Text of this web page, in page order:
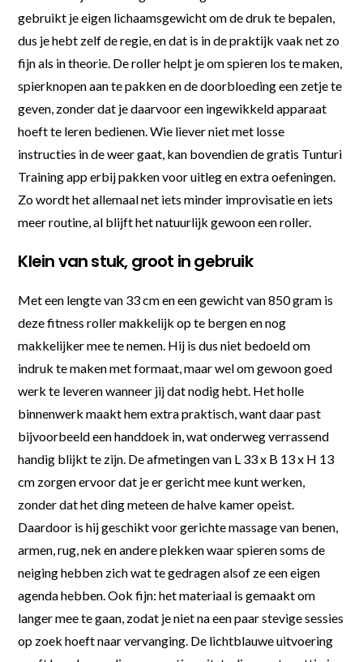
gebruikt je eigen lichaamsgewicht om de druk te bepalen,
dus je hebt zelf de regie, en dat is in de praktijk vaak net zo
fijn als in theorie. De roller helpt je om spieren los te maken,
spierknopen aan te pakken en de doorbloeding een zetje te
geven, zonder dat je daarvoor een ingewikkeld apparaat
hoeft te leren bedienen. Wie liever niet met losse
instructies in de weer gaat, kan bovendien de gratis Tunturi
Training app erbij pakken voor uitleg en extra oefeningen.
Zo wordt het allemaal net iets minder improvisatie en iets
meer routine, al blijft het natuurlijk gewoon een roller.
Klein van stuk, groot in gebruik
Met een lengte van 33 cm en een gewicht van 850 gram is
deze fitness roller makkelijk op te bergen en nog
makkelijker mee te nemen. Hij is dus niet bedoeld om
indruk te maken met formaat, maar wel om gewoon goed
werk te leveren wanneer jij dat nodig hebt. Het holle
binnenwerk maakt hem extra praktisch, want daar past
bijvoorbeeld een handdoek in, wat onderweg verrassend
handig blijkt te zijn. De afmetingen van L 33 x B 13 x H 13
cm zorgen ervoor dat je er gericht mee kunt werken,
zonder dat het ding meteen de halve kamer opeist.
Daardoor is hij geschikt voor gerichte massage van benen,
armen, rug, nek en andere plekken waar spieren soms de
neiging hebben zich wat te gedragen alsof ze een eigen
agenda hebben. Ook fijn: het materiaal is gemaakt om
langer mee te gaan, zodat je niet na een paar stevige sessies
op zoek hoeft naar vervanging. De lichtblauwe uitvoering